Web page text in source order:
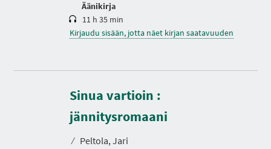
Äänikirja
11 h 35 min
Kirjaudu sisään, jotta näet kirjan saatavuuden
Sinua vartioin :
jännitysromaani
⁄ Peltola, Jari
K
e
s
t